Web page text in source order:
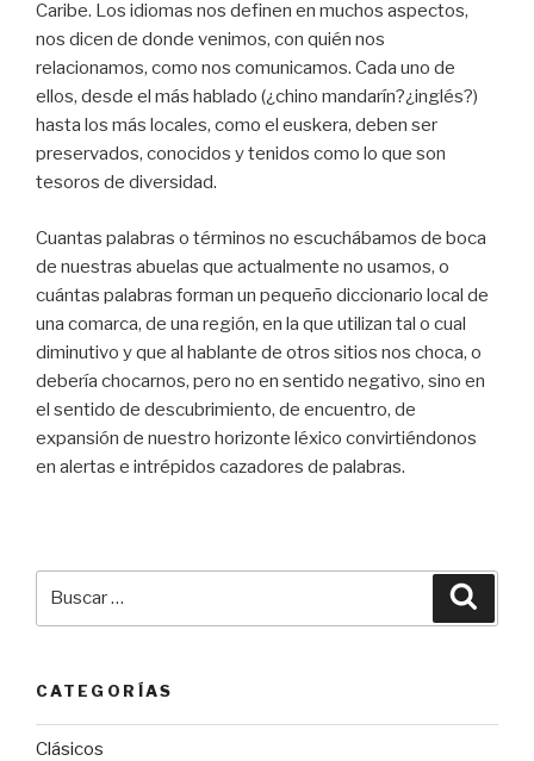
Caribe. Los idiomas nos definen en muchos aspectos,
nos dicen de donde venimos, con quién nos
relacionamos, como nos comunicamos. Cada uno de
ellos, desde el más hablado (¿chino mandarín?¿inglés?)
hasta los más locales, como el euskera, deben ser
preservados, conocidos y tenidos como lo que son
tesoros de diversidad.
Cuantas palabras o términos no escuchábamos de boca
de nuestras abuelas que actualmente no usamos, o
cuántas palabras forman un pequeño diccionario local de
una comarca, de una región, en la que utilizan tal o cual
diminutivo y que al hablante de otros sitios nos choca, o
debería chocarnos, pero no en sentido negativo, sino en
el sentido de descubrimiento, de encuentro, de
expansión de nuestro horizonte léxico convirtiéndonos
en alertas e intrépidos cazadores de palabras.
CATEGORÍAS
Clásicos